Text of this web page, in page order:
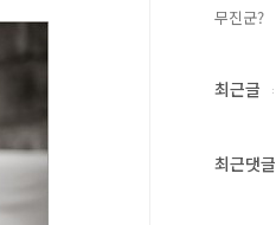
무진군?
최근글
최근댓글